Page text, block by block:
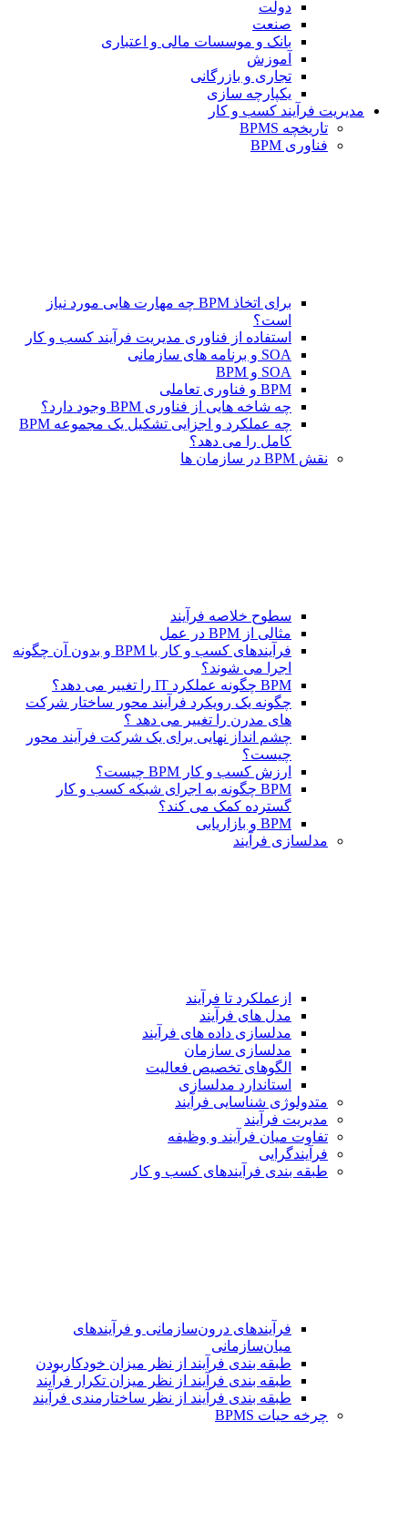
دولت
صنعت
بانک و موسسات مالی و اعتباری
آموزش
تجاری و بازرگانی
یکپارچه سازی
مدیریت فرآیند کسب و کار
تاریخچه BPMS
فناوری BPM
برای اتخاذ BPM چه مهارت هایی مورد نیاز
است؟
استفاده از فناوری مدیریت فرآیند کسب و کار
SOA و برنامه های سازمانی
SOA و BPM
BPM و فناوری تعاملی
چه شاخه هایی از فناوری BPM وجود دارد؟
چه عملکرد و اجزایی تشکیل یک مجموعه BPM
کامل را می دهد؟
نقش BPM در سازمان ها
سطوح خلاصه فرآیند
مثالی از BPM در عمل
فرآیندهای کسب و کار با BPM و بدون آن چگونه
اجرا می شوند؟
BPM چگونه عملکرد IT را تغییر می دهد؟
چگونه یک رویکرد فرآیند محور ساختار شرکت
های مدرن را تغییر می دهد ؟
چشم انداز نهایی برای یک شرکت فرآیند محور
چیست؟
ارزش کسب و کار BPM چیست؟
BPM چگونه به اجرای شبکه کسب و کار
گسترده کمک می کند؟
BPM و بازاریابی
مدلسازی فرآیند
ازعملکرد تا فرآیند
مدل های فرآیند
مدلسازی داده های فرآیند
مدلسازی سازمان
الگوهای تخصیص فعالیت
استاندارد مدلسازی
متدولوژی شناسایی فرآیند
مدیریت فرآیند
تفاوت میان فرآیند و وظیفه
فرآیندگرایی
طبقه بندی فرآیندهای كسب و كار
فرآیندهای درون‌سازمانی و فرآیندهای
میان‌سازمانی
طبقه بندی فرآیند از نظر میزان خودکاربودن
طبقه بندی فرآیند از نظر میزان تکرار فرآیند
طبقه بندی فرآیند از نظر ساختارمندی فرآیند
چرخه حیات BPMS